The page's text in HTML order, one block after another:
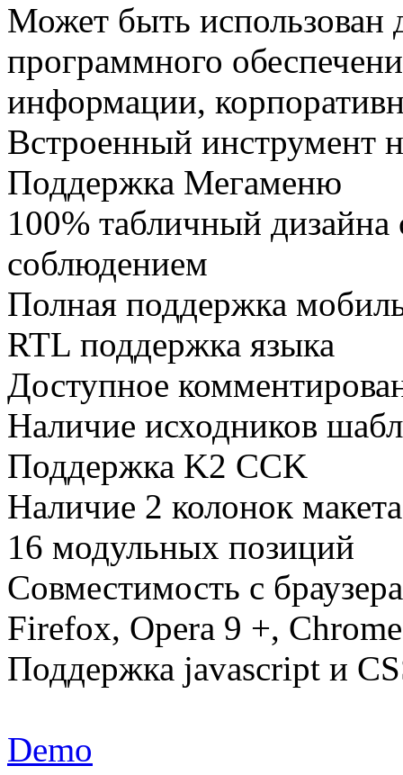
Может быть использован
программного
информации,
Встроенный инструмент
Поддержка Мегаменю
100% табличный
соблюдением
Полная поддержка
RTL поддержка языка
Доступное
Наличие исходников
Поддержка K2 CCK
Наличие 2 колонок макета
16 модульных позиций
Совместимость с
Firefox, Opera 9 +, Chrome
Поддержка javascript и
Demo